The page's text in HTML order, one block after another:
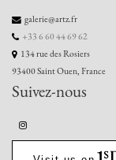
galerie@artz.fr
+33 6 60 44 69 62
134 rue des Rosiers
93400 Saint Ouen, France
Suivez-nous